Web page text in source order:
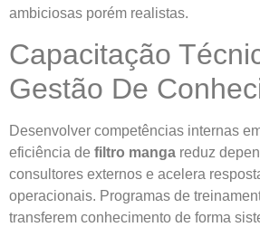
ambiciosas porém realistas.
Capacitação
Gestão De
Desenvolver competências internas
eficiência de filtro manga reduz
consultores externos e acelera
operacionais. Programas de
transferem conhecimento de forma